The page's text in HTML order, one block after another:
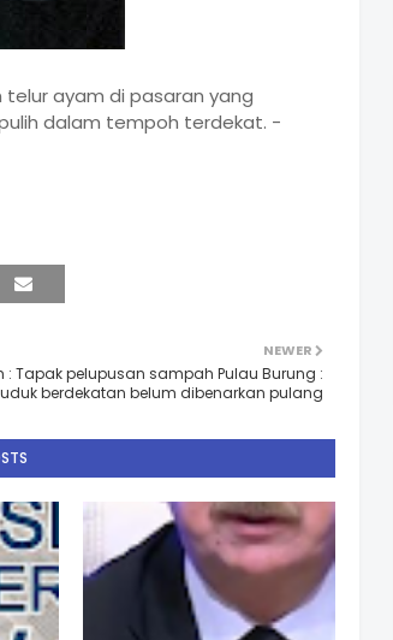
telur ayam di pasaran yang
dalam tempoh terdekat. -
NEWER
: Tapak pelupusan sampah Pulau Burung :
berdekatan belum dibenarkan pulang